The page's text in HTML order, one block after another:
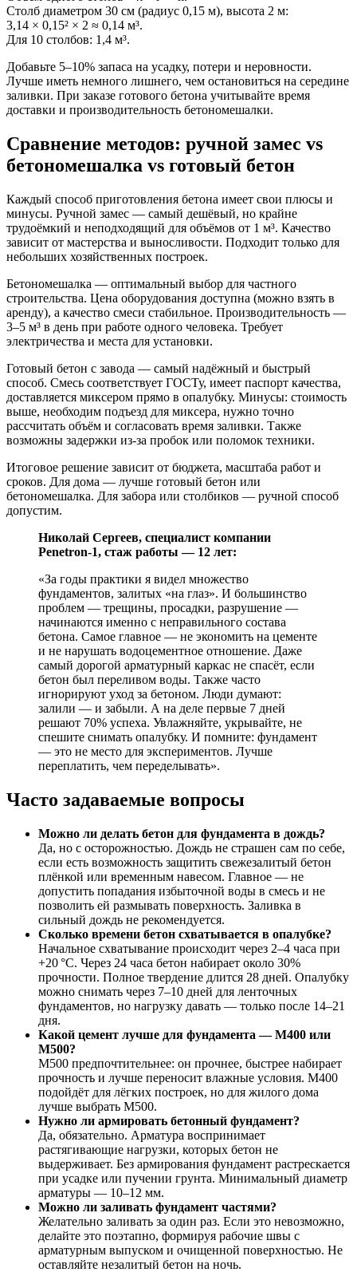
Столб диаметром 30 см (радиус 0,15 м), высота 2 м:
3,14 × 0,15² × 2 ≈ 0,14 м³.
Для 10 столбов: 1,4 м³.
Добавьте 5–10% запаса на усадку, потери и неровности.
Лучше иметь немного лишнего, чем остановиться на середине
заливки. При заказе готового бетона учитывайте время
доставки и производительность бетономешалки.
Сравнение методов: ручной замес vs
бетономешалка vs готовый бетон
Каждый способ приготовления бетона имеет свои плюсы и
минусы. Ручной замес — самый дешёвый, но крайне
трудоёмкий и неподходящий для объёмов от 1 м³. Качество
зависит от мастерства и выносливости. Подходит только для
небольших хозяйственных построек.
Бетономешалка — оптимальный выбор для частного
строительства. Цена оборудования доступна (можно взять в
аренду), а качество смеси стабильное. Производительность —
3–5 м³ в день при работе одного человека. Требует
электричества и места для установки.
Готовый бетон с завода — самый надёжный и быстрый
способ. Смесь соответствует ГОСТу, имеет паспорт качества,
доставляется миксером прямо в опалубку. Минусы: стоимость
выше, необходим подъезд для миксера, нужно точно
рассчитать объём и согласовать время заливки. Также
возможны задержки из-за пробок или поломок техники.
Итоговое решение зависит от бюджета, масштаба работ и
сроков. Для дома — лучше готовый бетон или
бетономешалка. Для забора или столбиков — ручной способ
допустим.
Николай Сергеев, специалист компании
Penetron-1, стаж работы — 12 лет:
«За годы практики я видел множество
фундаментов, залитых «на глаз». И большинство
проблем — трещины, просадки, разрушение —
начинаются именно с неправильного состава
бетона. Самое главное — не экономить на цементе
и не нарушать водоцементное отношение. Даже
самый дорогой арматурный каркас не спасёт, если
бетон был переливом воды. Также часто
игнорируют уход за бетоном. Люди думают:
залили — и забыли. А на деле первые 7 дней
решают 70% успеха. Увлажняйте, укрывайте, не
спешите снимать опалубку. И помните: фундамент
— это не место для экспериментов. Лучше
переплатить, чем переделывать».
Часто задаваемые вопросы
Можно ли делать бетон для фундамента в дождь?
Да, но с осторожностью. Дождь не страшен сам по себе,
если есть возможность защитить свежезалитый бетон
плёнкой или временным навесом. Главное — не
допустить попадания избыточной воды в смесь и не
позволить ей размывать поверхность. Заливка в
сильный дождь не рекомендуется.
Сколько времени бетон схватывается в опалубке?
Начальное схватывание происходит через 2–4 часа при
+20 °C. Через 24 часа бетон набирает около 30%
прочности. Полное твердение длится 28 дней. Опалубку
можно снимать через 7–10 дней для ленточных
фундаментов, но нагрузку давать — только после 14–21
дня.
Какой цемент лучше для фундамента — М400 или
М500?
М500 предпочтительнее: он прочнее, быстрее набирает
прочность и лучше переносит влажные условия. М400
подойдёт для лёгких построек, но для жилого дома
лучше выбрать М500.
Нужно ли армировать бетонный фундамент?
Да, обязательно. Арматура воспринимает
растягивающие нагрузки, которых бетон не
выдерживает. Без армирования фундамент растрескается
при усадке или пучении грунта. Минимальный диаметр
арматуры — 10–12 мм.
Можно ли заливать фундамент частями?
Желательно заливать за один раз. Если это невозможно,
делайте это поэтапно, формируя рабочие швы с
арматурным выпуском и очищенной поверхностью. Не
оставляйте незалитый бетон на ночь.